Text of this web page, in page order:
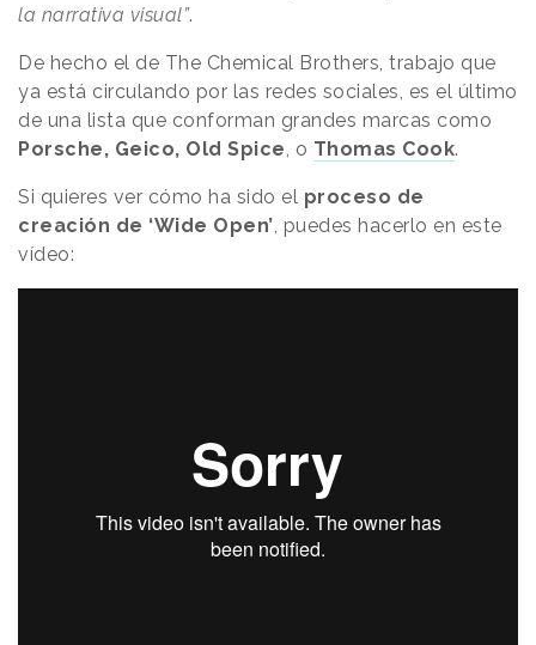
la narrativa visual”.
De hecho el de The Chemical Brothers, trabajo que
ya está circulando por las redes sociales, es el último
de una lista que conforman grandes marcas como
Porsche, Geico, Old Spice, o Thomas Cook.
Si quieres ver cómo ha sido el proceso de
creación de ‘Wide Open’, puedes hacerlo en este
vídeo: